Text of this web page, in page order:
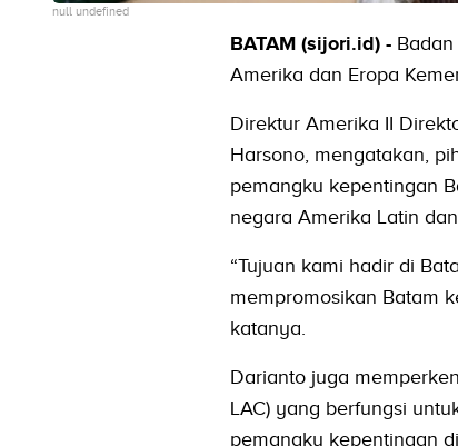
null undefined
BATAM (sijori.id) -
Amerika dan Eropa
Direktur Amerika II
Harsono, mengatakan,
pemangku kepentingan
negara Amerika Latin dan
“Tujuan kami hadir di
mempromosikan Batam
katanya.
Darianto juga
LAC) yang berfungsi
pemangku kepentingan